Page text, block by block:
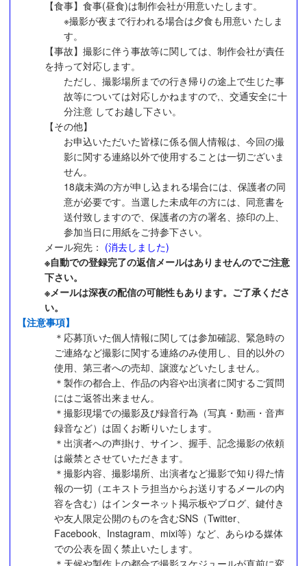
【食事】食事(昼食)は制作会社が用意いたします。
※撮影が夜まで行われる場合は夕食も用意い たしま
す。
【事故】撮影に伴う事故等に関しては、制作会社が責任
を持って対応します。
ただし、撮影場所までの行き帰りの途上で生じた事
故等については対応しかねますので,、交通安全に十
分注意 してお越し下さい。
【その他】
お申込いただいた皆様に係る個人情報は、今回の撮
影に関する連絡以外で使用することは一切ございま
せん。
18歳未満の方が申し込まれる場合には、保護者の同
意が必要です。当選した未成年の方には、同意書を
送付致しますので、保護者の方の署名、捺印の上、
参加当日に用紙をご持参下さい。
メール宛先： (消去しました)
※自動での登録完了の返信メールはありませんのでご注意
下さい。
※メールは深夜の配信の可能性もあります。ご了承くださ
い。
【注意事項】
＊応募頂いた個人情報に関しては参加確認、緊急時の
ご連絡など撮影に関する連絡のみ使用し、目的以外の
使用、第三者への売却、譲渡などいたしません。
＊製作の都合上、作品の内容や出演者に関するご質問
にはご返答出来ません。
＊撮影現場での撮影及び録音行為（写真・動画・音声
録音など）は固くお断りいたします。
＊出演者への声掛け、サイン、握手、記念撮影の依頼
は厳禁とさせていただきます。
＊撮影内容、撮影場所、出演者など撮影で知り得た情
報の一切（エキストラ担当からお送りするメールの内
容を含む）はインターネット掲示板やブログ、鍵付き
や友人限定公開のものを含むSNS（Twitter、
Facebook、Instagram、mixi等）など、あらゆる媒体
での公表を固く禁止いたします。